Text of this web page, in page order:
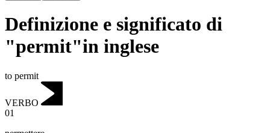
Definizione e significato di
"permit"in inglese
to permit
VERBO
01